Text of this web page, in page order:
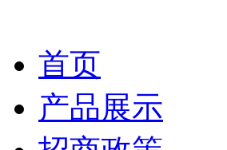
首页
产品展示